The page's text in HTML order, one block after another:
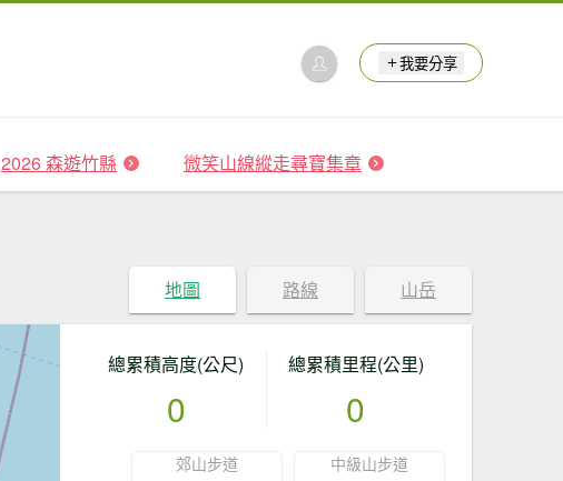
我要分享
2026 森遊竹縣 微笑山線縱走尋寶集章
地圖 路線 山岳
總累積高度(公尺)
0
總累積里程(公里)
0
郊山步道 中級山步道